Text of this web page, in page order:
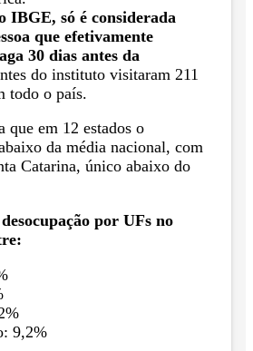
IBGE, só é considerada
que efetivamente
30 dias antes da
do instituto visitaram 211
todo o país.
que em 12 estados o
da média nacional, com
Catarina, único abaixo do
por UFs no
9,2%